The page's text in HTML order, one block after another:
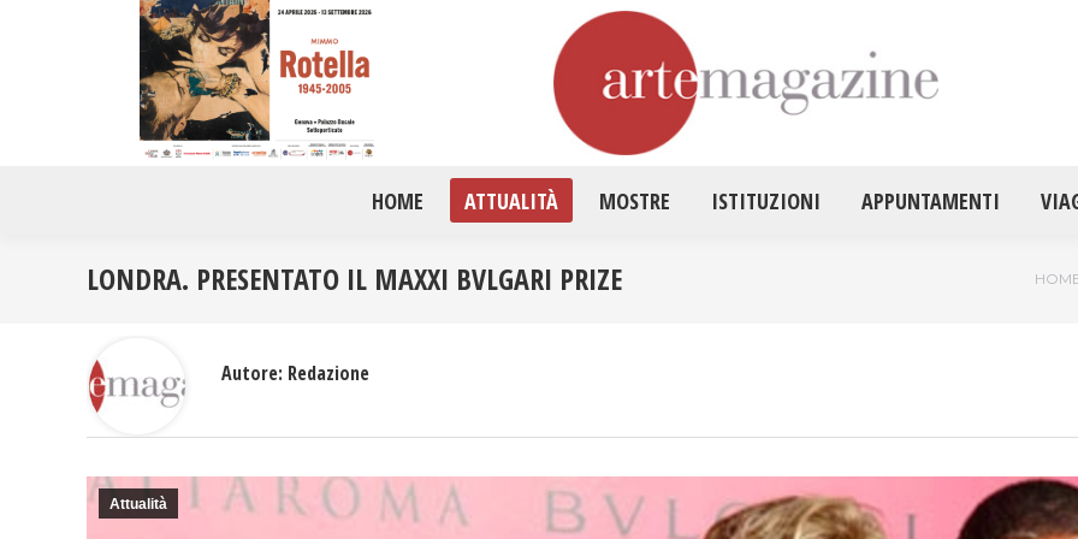
HOME ATTUALITÀ MOSTRE ISTITUZIONI APPUNTAMENTI
LONDRA. PRESENTATO IL MAXXI BVLGARI PRIZE Tu
Attualità
Autore: Redazione
HOME